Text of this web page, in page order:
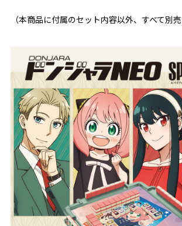
（本商品に付属のセット内容以外、すべて別売